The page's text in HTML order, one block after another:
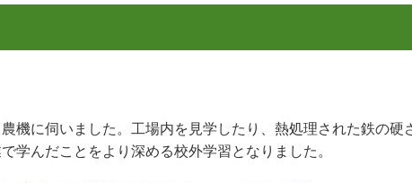
機に伺いました。工場内を見学したり、熱処理された鉄の硬
学んだことをより深める校外学習となりました。